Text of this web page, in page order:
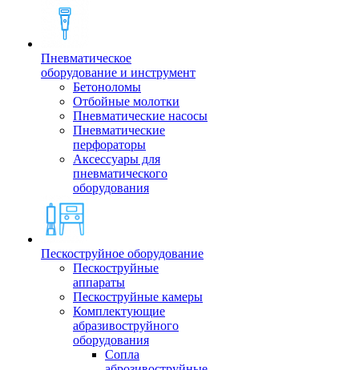
Пневматическое
оборудование и инструмент
Бетоноломы
Отбойные молотки
Пневматические насосы
Пневматические
перфораторы
Аксессуары для
пневматического
оборудования
Пескоструйное оборудование
Пескоструйные
аппараты
Пескоструйные камеры
Комплектующие
абразивоструйного
оборудования
Сопла